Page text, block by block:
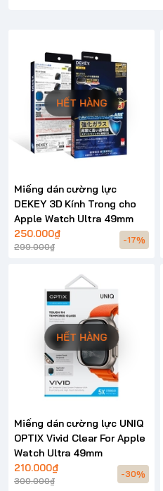
HẾT HÀNG
Miếng dán cường lực
DEKEY 3D Kính Trong cho
Apple Watch Ultra 49mm
250.000₫
299.000₫
-17%
HẾT HÀNG
Miếng dán cường lực UNIQ
OPTIX Vivid Clear For Apple
Watch Ultra 49mm
210.000₫
300.000₫
-30%